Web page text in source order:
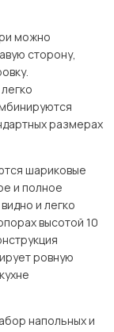
можно
сторону,
размерах
шариковые
и полное
и легко
высотой 10
ровную
напольных и